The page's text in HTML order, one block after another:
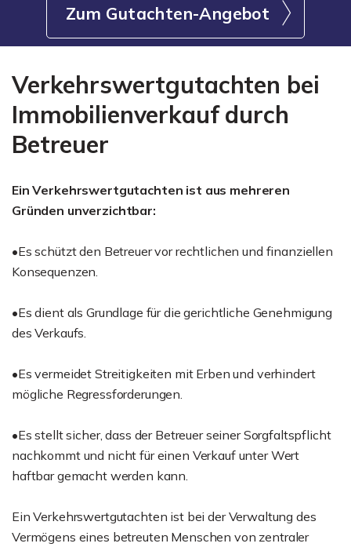
Zum Gutachten-Angebot
Verkehrswertgutachten bei
Immobilienverkauf durch
Betreuer
Ein Verkehrswertgutachten ist aus mehreren
Gründen unverzichtbar:
•Es schützt den Betreuer vor rechtlichen und finanziellen
Konsequenzen.
•Es dient als Grundlage für die gerichtliche Genehmigung
des Verkaufs.
•Es vermeidet Streitigkeiten mit Erben und verhindert
mögliche Regressforderungen.
•Es stellt sicher, dass der Betreuer seiner Sorgfaltspflicht
nachkommt und nicht für einen Verkauf unter Wert
haftbar gemacht werden kann.
Ein Verkehrswertgutachten ist bei der Verwaltung des
Vermögens eines betreuten Menschen von zentraler